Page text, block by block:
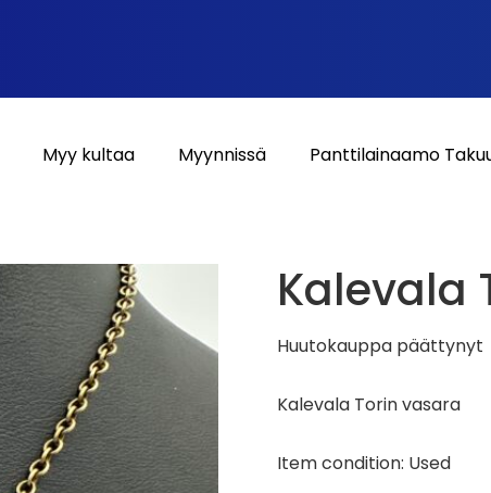
Myy kultaa Myynnissä Panttilainaamo
Kalevala
Huutokauppa päättynyt
Kalevala Torin vasara
Item condition: Used